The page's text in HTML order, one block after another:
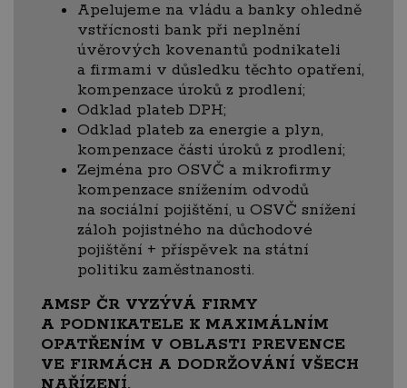
Apelujeme na vládu a banky ohledně
vstřícnosti bank při neplnění
úvěrových kovenantů podnikateli
a firmami v důsledku těchto opatření,
kompenzace úroků z prodlení;
Odklad plateb DPH;
Odklad plateb za energie a plyn,
kompenzace části úroků z prodlení;
Zejména pro OSVČ a mikrofirmy
kompenzace snížením odvodů
na sociální pojištění, u OSVČ snížení
záloh pojistného na důchodové
pojištění + příspěvek na státní
politiku zaměstnanosti.
AMSP ČR VYZÝVÁ FIRMY
A PODNIKATELE K MAXIMÁLNÍM
OPATŘENÍM V OBLASTI PREVENCE
VE FIRMÁCH A DODRŽOVÁNÍ VŠECH
NAŘÍZENÍ.